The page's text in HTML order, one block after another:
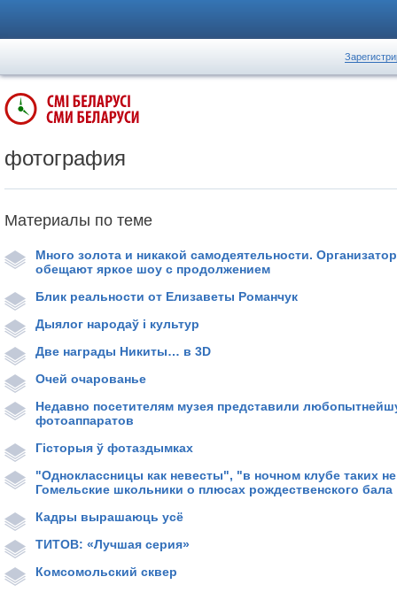
фотография
Материалы по теме
Много золота и никакой самодеятельности.
обещают яркое шоу с продолжением
Блик реальности от Елизаветы Романчук
Дыялог народаў і культур
Две награды Никиты… в 3D
Очей очарованье
Недавно посетителям музея представили
фотоаппаратов
Гісторыя ў фотаздымках
"Одноклассницы как невесты", "в ночном клубе таких
Гомельские школьники о плюсах рождественского бала
Кадры вырашаюць усё
ТИТОВ: «Лучшая серия»
Комсомольский сквер